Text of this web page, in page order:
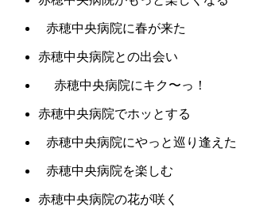
赤穂中央病院に春が来た
赤穂中央病院との出会い
赤穂中央病院にキク〜っ！
赤穂中央病院でホッとする
赤穂中央病院にやっと巡り逢えた
赤穂中央病院を楽しむ
赤穂中央病院の花が咲く